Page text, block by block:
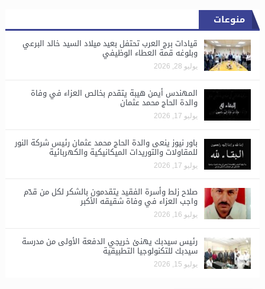
منوعات
قيادات برج العرب تحتفل بعيد ميلاد السيد خالد البرعي
وبلوغه قمة العطاء الوظيفي
يوليو 28, 2026
المهندس أيمن هيبة يتقدم بخالص العزاء في وفاة
والدة الحاج محمد عثمان
يوليو 17, 2026
باور نيوز ينعى والدة الحاج محمد عثمان رئيس شركة النور
للمقاولات والتوريدات الميكانيكية والكهربائية
يوليو 17, 2026
صلاح زلط وأسرة الفقيد يتقدمون بالشكر لكل من قدّم
واجب العزاء في وفاة شقيقه الأكبر
يوليو 16, 2026
رئيس سيدبك يهنئ خريجي الدفعة الأولى من مدرسة
سيدبك للتكنولوجيا التطبيقية
يوليو 15, 2026